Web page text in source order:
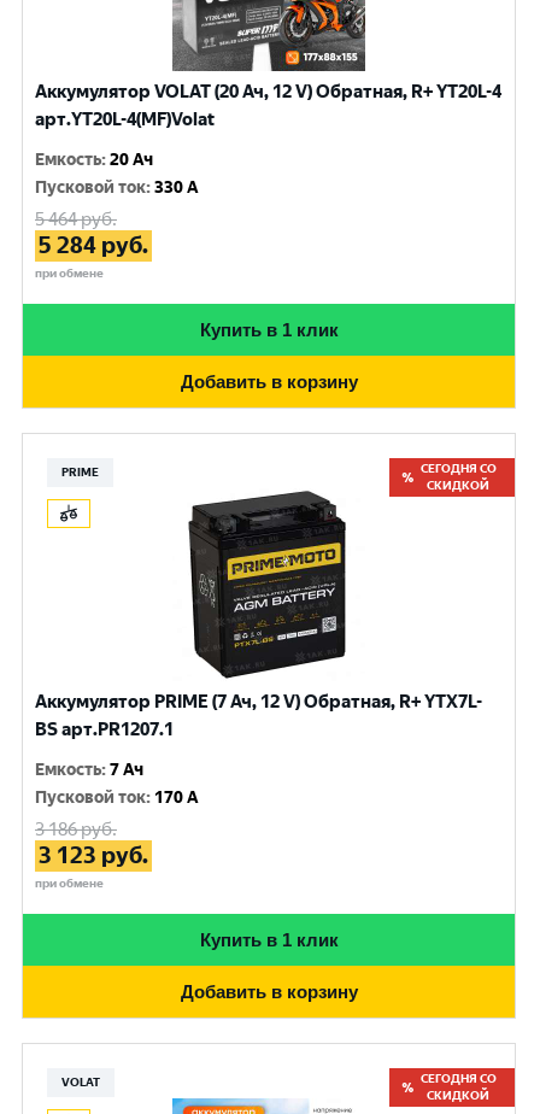
Аккумулятор VOLAT (20 Ач, 12 V) Обратная, R+ YT20L-4
арт.YT20L-4(MF)Volat
Емкость:20 Ач
Пусковой ток:330 A
5 464руб.
5 284 руб.
при обмене
Купить в 1 клик
Добавить в корзину
PRIME
СЕГОДНЯ СО
СКИДКОЙ
Аккумулятор PRIME (7 Ач, 12 V) Обратная, R+ YTX7L-
BS арт.PR1207.1
Емкость:7 Ач
Пусковой ток: 170 A
3 186руб.
3 123 руб.
при обмене
Купить в 1 клик
Добавить в корзину
VOLAT
СЕГОДНЯ СО
СКИДКОЙ